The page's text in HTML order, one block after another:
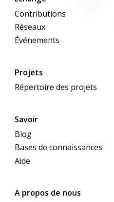
Contributions
Réseaux
Événements
Projets
Répertoire des projets
Savoir
Blog
Bases de connaissances
Aide
A propos de nous